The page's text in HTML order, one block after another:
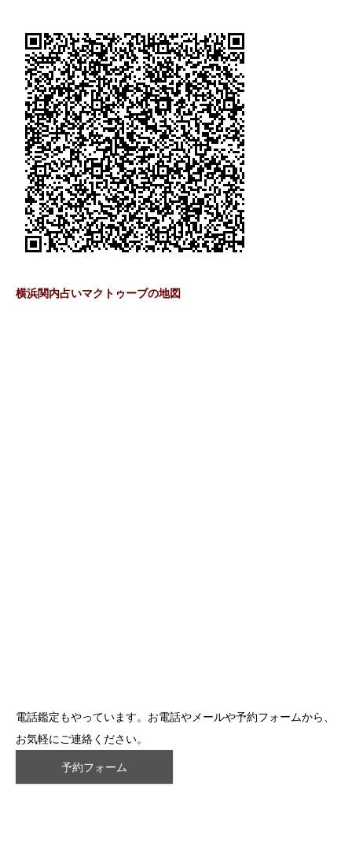
横浜関内占いマクトゥーブの地図
電話鑑定もやっています。お電話やメールや予約フォームから、
お気軽にご連絡ください。
予約フォーム